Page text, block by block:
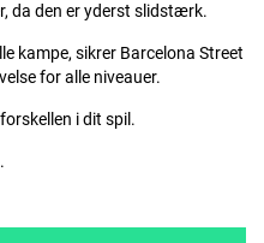
da den er yderst slidstærk.
kampe, sikrer Barcelona Street
for alle niveauer.
i dit spil.